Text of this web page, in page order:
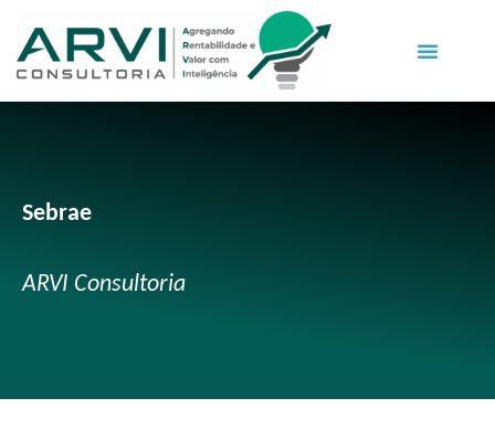
Sebrae
ARVI Consultoria